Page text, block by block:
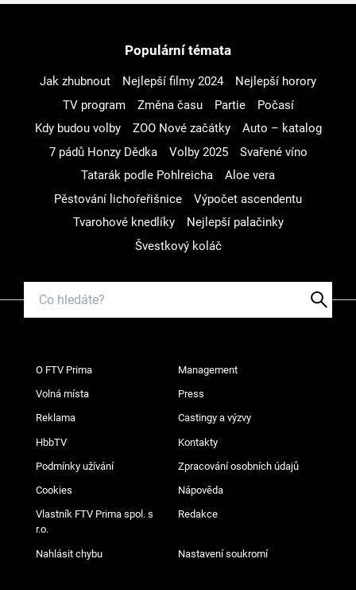
Populární témata
Jak zhubnout Nejlepší filmy 2024
Nejlepší horory
TV program
Změna času Partie
Počasí
Kdy budou volby
ZOO Nové začátky
Auto – katalog
7 pádů Honzy Dědka
Volby 2025
Svařené víno
Tatarák podle Pohlreicha
Aloe vera
Pěstování lichořeřišnice
Výpočet ascendentu
Tvarohové knedlíky
Nejlepší palačinky
Švestkový koláč
O FTV Prima Management
Volná místa Press
Reklama Castingy a výzvy
HbbTV Kontakty
Podmínky užívání Zpracování osobních údajů
Cookies Nápověda
Vlastník FTV Prima spol. s
r.o.
Redakce
Nahlásit chybu Nastavení soukromí